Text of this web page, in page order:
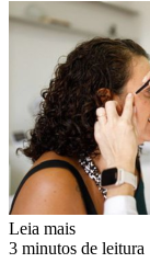
Leia mais
3 minutos de leitura